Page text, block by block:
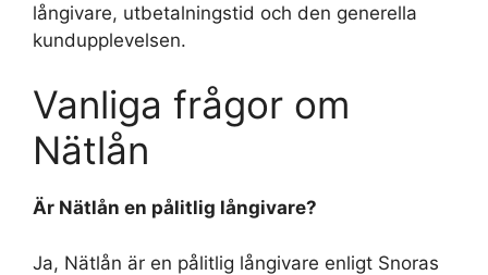
långivare, utbetalningstid och den generella
kundupplevelsen.
Vanliga frågor om
Nätlån
Är Nätlån en pålitlig långivare?
Ja, Nätlån är en pålitlig långivare enligt Snoras